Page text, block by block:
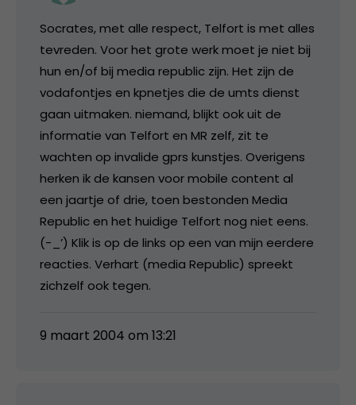
Socrates, met alle respect, Telfort is met alles
tevreden. Voor het grote werk moet je niet bij
hun en/of bij media republic zijn. Het zijn de
vodafontjes en kpnetjes die de umts dienst
gaan uitmaken. niemand, blijkt ook uit de
informatie van Telfort en MR zelf, zit te
wachten op invalide gprs kunstjes. Overigens
herken ik de kansen voor mobile content al
een jaartje of drie, toen bestonden Media
Republic en het huidige Telfort nog niet eens.
(-_’) Klik is op de links op een van mijn eerdere
reacties. Verhart (media Republic) spreekt
zichzelf ook tegen.
9 maart 2004 om 13:21